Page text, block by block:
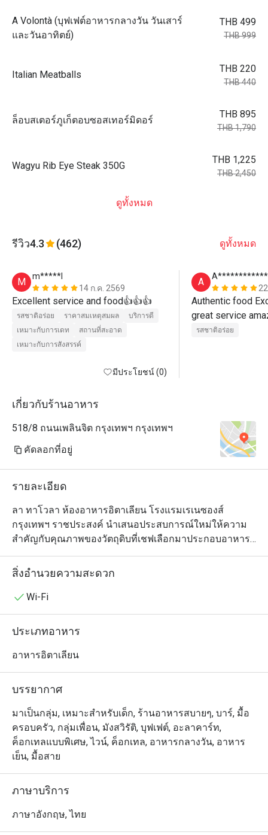
A Volontà (บุฟเฟต์อาหารกลางวัน วันเสาร์
และวันอาทิตย์)
THB 499
THB 999
Italian Meatballs
THB 220
THB 440
ล็อบสเตอร์ภูเก็ตอบซอสเทอร์มิดอร์
THB 895
THB 1,790
Wagyu Rib Eye Steak 350G
THB 1,225
THB 2,450
ดูทั้งหมด
รีวิว4.3 (462) ดูทั้งหมด
M
m*****l
14 ก.ค. 2569
Excellent service and food👍👍👍
รสชาติอร่อย ราคาสมเหตุสมผล
บริการดี
เหมาะกับการเดท
สถานที่สะอาด
เหมาะกับการสังสรรค์
มีประโยชน์ (0)
A
Authentic food
รสชาติอร่อย
เกี่ยวกับร้านอาหาร
518/8 ถนนเพลินจิต กรุงเทพฯ กรุงเทพฯ
คัดลอกที่อยู่
รายละเอียด
ลา ทาโวลา ห้องอาหารอิตาเลียน โรงแรมเรเนซองส์
กรุงเทพฯ ราชประสงค์ นำเสนอประสบการณ์ใหม่ให้ความ
สำคัญกับคุณภาพของวัตถุดิบที่เชฟเลือกมาประกอบอาหาร
อย่างพิถีพิถัน อาทิ อาหารทะเลสดใหม่ เครื่องเทศอิตาเลียน
พื้นบ้าน รังสรรค์ในครัวเปิดที่ลูกค้าสามารถมองเห็นและ
อบอุ่นเหมือนอยู่บ้าน อีกทั้งเครื่องดื่มที่คัดสรรมาอย่างดีเพื่อ
อิตาเลียน หรือค๊อกเทลต่างๆ
สิ่งอำนวยความสะดวก
Wi-Fi
ประเภทอาหาร
อาหารอิตาเลียน
บรรยากาศ
มาเป็นกลุ่ม, เหมาะสำหรับเด็ก, ร้านอาหารสบายๆ, บาร์, มื้อ
ครอบครัว, กลุ่มเพื่อน, มังสวิรัติ, บุฟเฟต์, อะลาคาร์ท,
ค็อกเทลแบบพิเศษ, ไวน์, ค็อกเทล, อาหารกลางวัน, อาหาร
เย็น, มื้อสาย
ภาษาบริการ
ภาษาอังกฤษ, ไทย